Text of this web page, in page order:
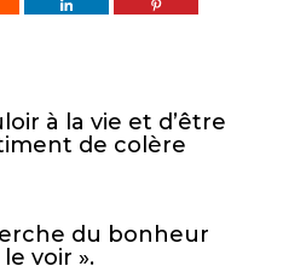
à la vie et d’être
de colère
du bonheur
voir ».